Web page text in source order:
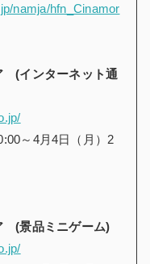
namja/hfn_Cinamor
(インターネット通
～4月4日（月）2
(景品ミニゲーム)